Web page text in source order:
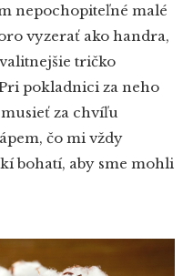
nepochopiteľné malé
vyzerať ako handra,
tričko
pokladnici za neho
za chvíľu
čo mi vždy
bohatí, aby sme mohli